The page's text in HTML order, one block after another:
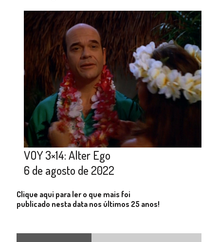
VOY 3×14: Alter Ego
6 de agosto de 2022
Clique aqui para ler o que mais foi
publicado nesta data nos últimos 25 anos!